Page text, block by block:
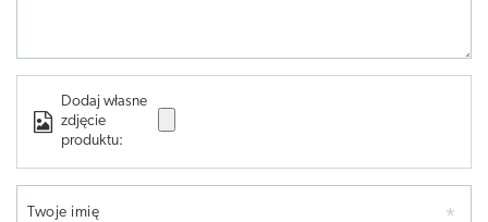
Dodaj własne
zdjęcie
produktu:
Twoje imię